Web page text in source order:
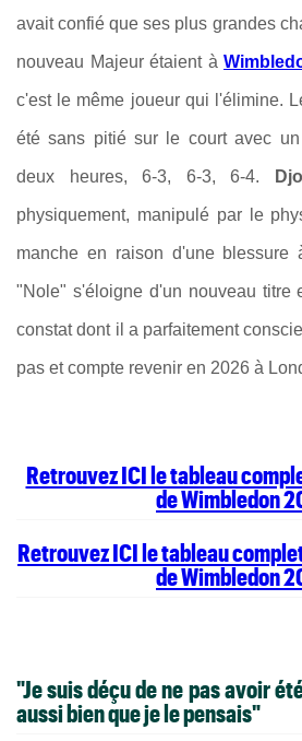
avait confié que ses plus grandes
nouveau Majeur étaient à
c'est le même joueur qui l'élimine.
été sans pitié sur le court avec
deux heures, 6-3, 6-3, 6-4.
physiquement, manipulé par le
manche en raison d'une blessure
"Nole" s'éloigne d'un nouveau titre
constat dont il a parfaitement
pas et compte revenir en 2026 à
Retrouvez ICI le tableau
de Wimbledon
Retrouvez ICI le tableau
de Wimbledon
"Je suis déçu de ne pas avoir
aussi bien que je le pensais"